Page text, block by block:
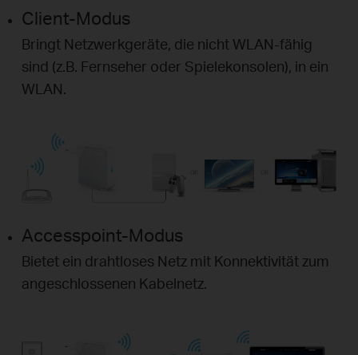
Client-Modus
Bringt Netzwerkgeräte, die nicht WLAN-fähig
sind (z.B. Fernseher oder Spielekonsolen), in ein
WLAN.
Accesspoint-Modus
Bietet ein drahtloses Netz mit Konnektivität zum
angeschlossenen Kabelnetz.